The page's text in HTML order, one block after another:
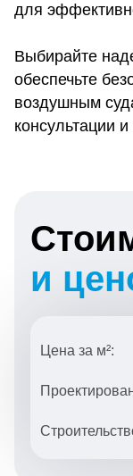
для
Выбирайте
обеспечьте
воздушным
консультации
и
Цена за м²: